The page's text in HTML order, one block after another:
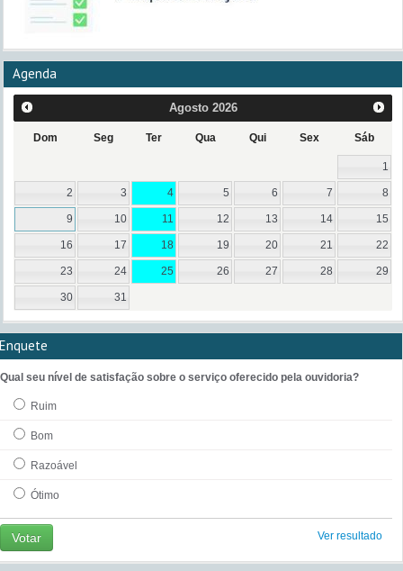
Agenda
Agosto 2026
Dom Seg Ter Qua Qui Sex Sáb
1
2 3 4 5 6 7 8
9 10 11 12 13 14 15
16 17 18 19 20 21 22
23 24 25 26 27 28 29
30 31
Enquete
Qual seu nível de satisfação sobre o serviço oferecido pela ouvidoria?
Ruim
Bom
Razoável
Ótimo
Votar Ver resultado